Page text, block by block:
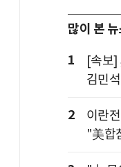
많이 본
1
[속보]
김민
2
이란
"美합